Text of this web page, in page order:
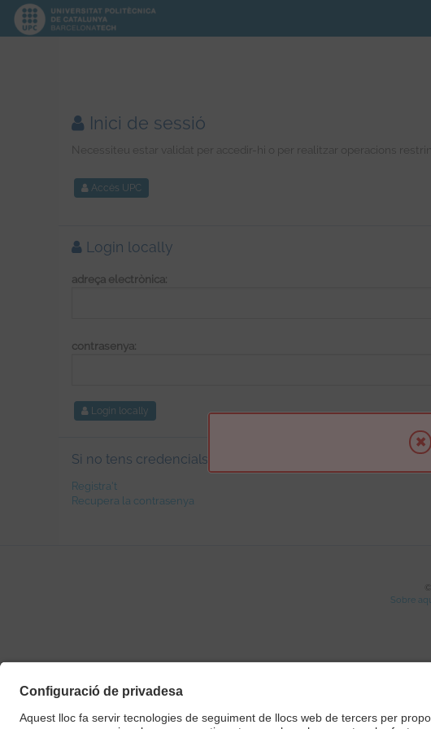
Inici de sessió
Necessiteu estar validat per accedir-hi o per realitzar operacions
Accés UPC
Login locally
adreça electrònica:
contrasenya:
Login locally
Si no tens credencials UPC:
Registra't
Recupera la contrasenya
©
Sobre